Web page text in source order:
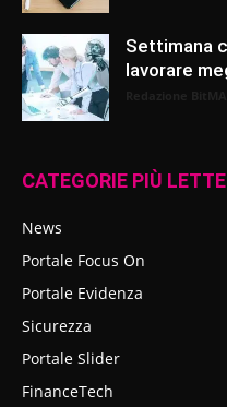
Settimana
lavorare
CATEGORIE PIÙ LETTE
News
Portale Focus On
Portale Evidenza
Sicurezza
Portale Slider
FinanceTech